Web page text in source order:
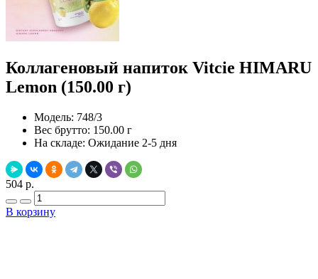
Коллагеновый напиток Vitcie HIMARU
Lemon (150.00 г)
Модель: 748/3
Вес брутто: 150.00 г
На складе: Ожидание 2-5 дня
504 р.
В корзину